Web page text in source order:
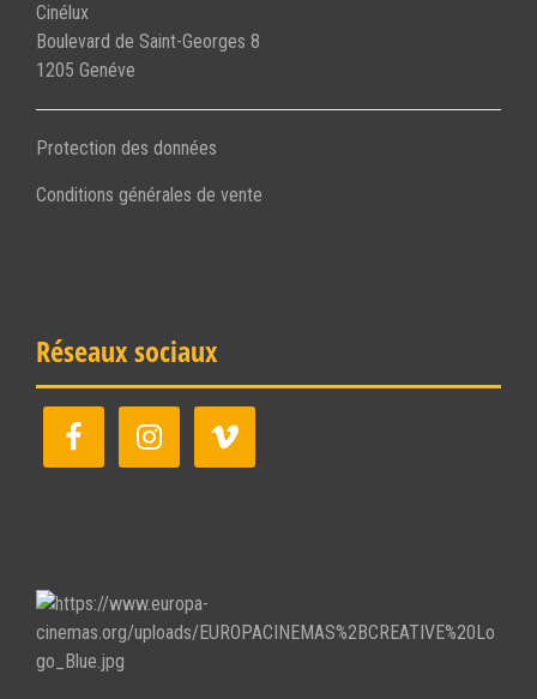
Cinélux
Boulevard de Saint-Georges 8
1205 Genéve
Protection des données
Conditions générales de vente
Réseaux sociaux